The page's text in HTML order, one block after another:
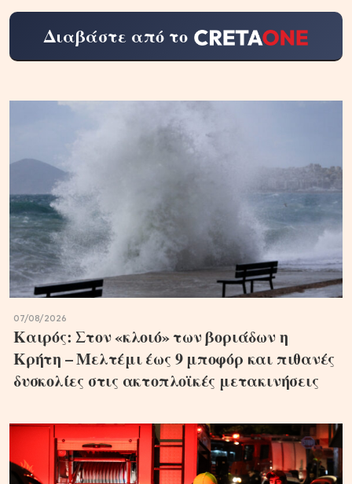
Διαβάστε από το
07/08/2026
Καιρός: Στον «κλοιό» των βοριάδων η
Κρήτη – Μελτέμι έως 9 μποφόρ και πιθανές
δυσκολίες στις ακτοπλοϊκές μετακινήσεις